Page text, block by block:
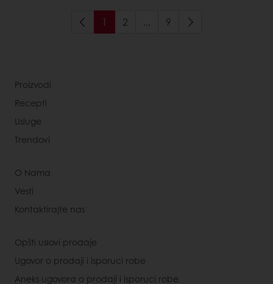
1 2 ... 9
Proizvodi
Recepti
Usluge
Trendovi
O Nama
Vesti
Kontaktirajte nas
Opšti uslovi prodaje
Ugovor o prodaji i isporuci robe
Aneks ugovora o prodaji i isporuci robe